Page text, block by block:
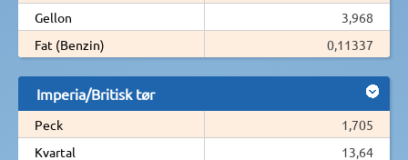
Gellon
3,968
Fat (Benzin)
0,11337
Imperia/Britisk tør
Peck
1,705
Kvartal
13,64